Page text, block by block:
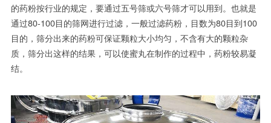
的药粉按行业的规定，要通过五号筛或六号筛才可以用到。也就是
通过80-100目的筛网进行过滤，一般过滤药粉，目数为80目到100
目的，筛分出来的药粉可保证颗粒大小均匀，不含有大的颗粒杂
质，筛分出这样的结果，可以使蜜丸在制作的过程中，药粉较易凝
结。